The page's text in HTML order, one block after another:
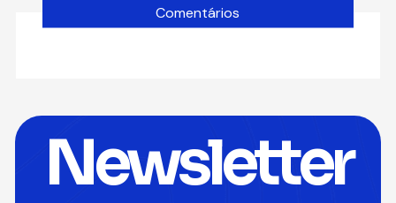
Comentários
Newsletter